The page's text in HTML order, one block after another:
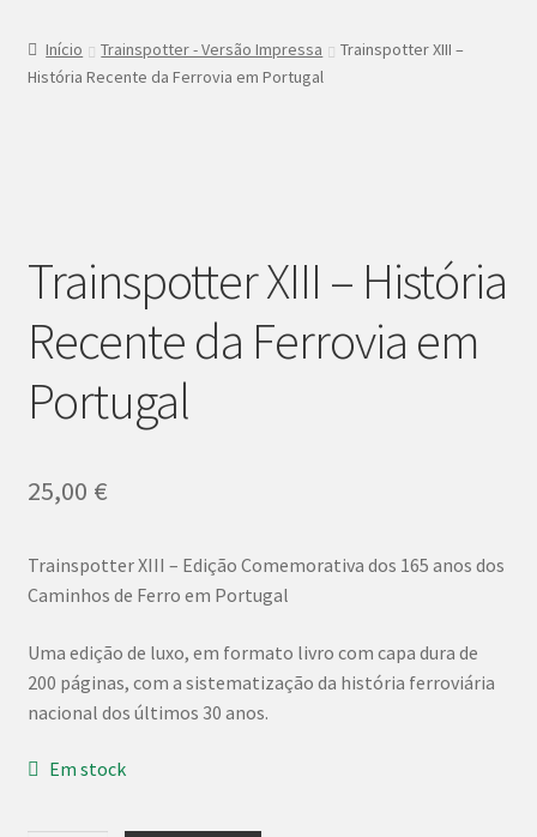
Início Trainspotter - Versão Impressa
Trainspotter XIII –
História Recente da Ferrovia em Portugal
Trainspotter XIII – História
Recente da Ferrovia em
Portugal
25,00 €
Trainspotter XIII – Edição Comemorativa dos 165 anos dos
Caminhos de Ferro em Portugal
Uma edição de luxo, em formato livro com capa dura de
200 páginas, com a sistematização da história ferroviária
nacional dos últimos 30 anos.
Em stock